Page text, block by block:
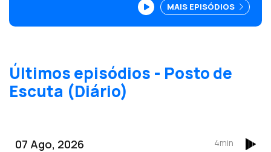
momentos de um casal.MAIS EPISÓDIOS
Últimos episódios - Posto de
Escuta (Diário)
07 Ago, 2026
4min